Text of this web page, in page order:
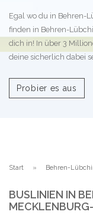
Egal wo du in Behren-
finden in Behren-
dich in! In über 3
deine sicherlich dabei
Probier es aus
Start Behren-
BUSLINIEN IN